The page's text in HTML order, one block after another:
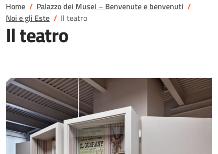
Home
Palazzo dei Musei – Benvenute e benvenuti
Noi e gli Este
Il teatro
Il teatro